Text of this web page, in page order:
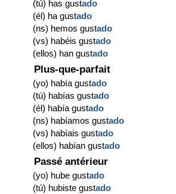
(tú) has gustado
(él) ha gustado
(ns) hemos gustado
(vs) habéis gustado
(ellos) han gustado
Plus-que-parfait
(yo) había gustado
(tú) habías gustado
(él) había gustado
(ns) habíamos gustado
(vs) habíais gustado
(ellos) habían gustado
Passé antérieur
(yo) hube gustado
(tú) hubiste gustado